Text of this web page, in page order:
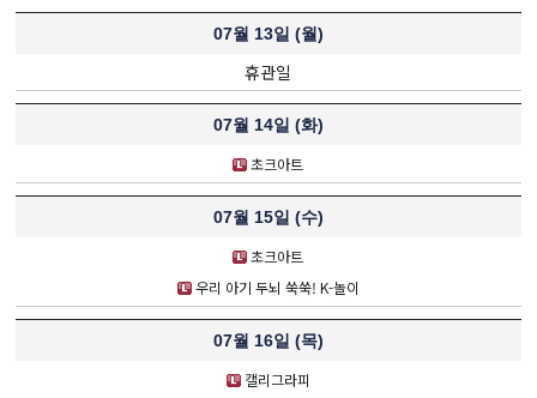
07월 13일 (월)
휴관일
07월 14일 (화)
초크아트
07월 15일 (수)
초크아트
우리 아기 두뇌 쑥쑥! K-놀이
07월 16일 (목)
캘리그라피